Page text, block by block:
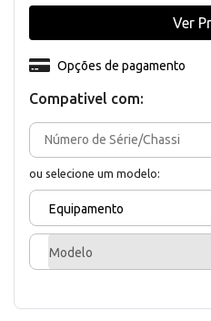
Compativel com:
ou selecione um modelo:
Equipamento
Modelo
Opções de pagamento
Ver